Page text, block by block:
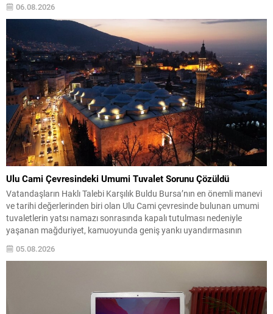
iyileştirmeleri, daha büyük piller ve...
06.08.2026
Ulu Cami Çevresindeki Umumi Tuvalet Sorunu Çözüldü
Vatandaşların Haklı Talebi Karşılık Buldu Bursa’nın en önemli manevi
ve tarihi değerlerinden biri olan Ulu Cami çevresinde bulunan umumi
tuvaletlerin yatsı namazı sonrasında kapalı tutulması nedeniyle
yaşanan mağduriyet, kamuoyunda geniş yankı uyandırmasının
yabancı misafirlerin uzun süredir dile getirdiği sorun, basının...
05.08.2026